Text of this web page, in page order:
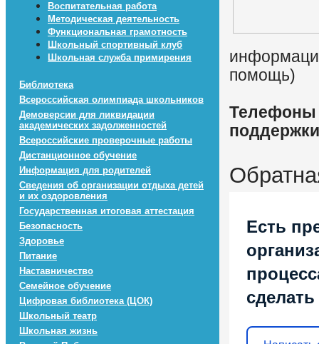
Воспитательная работа
Методическая деятельность
Функциональная грамотность
Школьный спортивный клуб
Школьная служба примирения
Библиотека
Всероссийская олимпиада школьников
Демоверсии для ликвидации
академических задолженностей
Всероссийские проверочные работы
Дистанционное обучение
Информация для родителей
Сведения об организации отдыха детей
и их оздоровления
Государственная итоговая аттестация
Безопасность
Здоровье
Питание
Наставничество
Семейное обучение
Цифровая библиотека (ЦОК)
Школьный театр
Школьная жизнь
помощь)
Телефоны
поддержки
Есть